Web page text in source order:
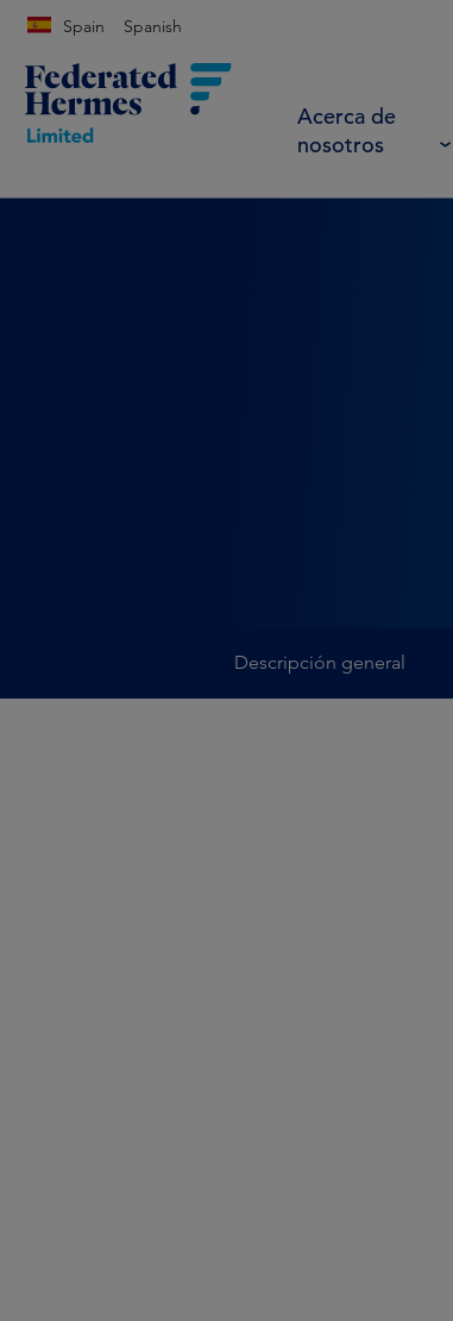
Spain Spanish
Acerca de
nosotros
Descripción general